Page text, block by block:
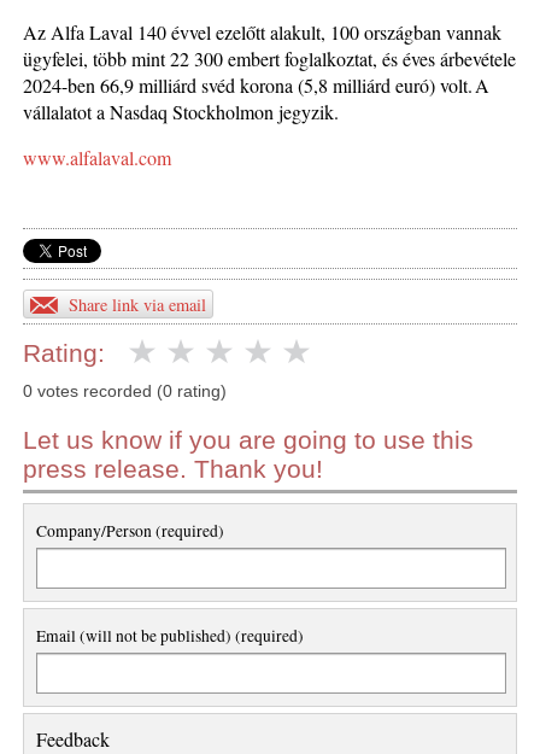
Az Alfa Laval 140 évvel ezelőtt alakult, 100 országban vannak
ügyfelei, több mint 22 300 embert foglalkoztat, és éves árbevétele
2024-ben 66,9 milliárd svéd korona (5,8 milliárd euró) volt. A
vállalatot a Nasdaq Stockholmon jegyzik.
www.alfalaval.com
Share link via email
Rating:
0 votes recorded (0 rating)
Let us know if you are going to use this
press release. Thank you!
Company/Person (required)
Email (will not be published) (required)
Feedback